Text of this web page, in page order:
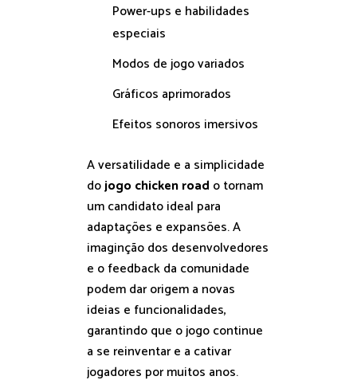
Power-ups e habilidades
especiais
Modos de jogo variados
Gráficos aprimorados
Efeitos sonoros imersivos
A versatilidade e a simplicidade
dojogo chicken road o tornam
um candidato ideal para
adaptações e expansões. A
imaginção dos desenvolvedores
e o feedback da comunidade
podem dar origem a novas
ideias e funcionalidades,
garantindo que o jogo continue
a se reinventar e a cativar
jogadores por muitos anos.